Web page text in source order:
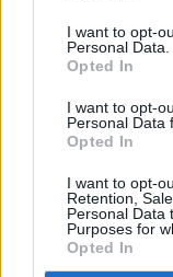
cualquier
visitando nuestra
I want to opt-
Personal Data.
Opted In
I want to opt-
Personal Data
Opted In
I want to opt-
Retention,
Personal Data
Purposes for
Opted In